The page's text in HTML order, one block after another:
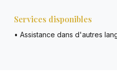
Services disponibles
• Assistance dans d'autres